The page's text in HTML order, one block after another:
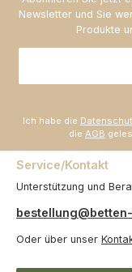
Newsletter und Sie
Produkte
Ich habe die
die AGB
Service/Kontakt
Unterstützung und
Oder über unser